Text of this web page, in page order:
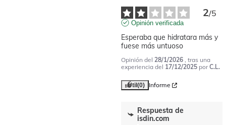
2/5
Opinión verificada
Esperaba que hidratara más y
fuese más untuoso
Opinión del 28/1/2026 , tras una
experiencia del 17/12/2025 porC.L.
Útil (0) Informe
Respuesta de
isdin.com